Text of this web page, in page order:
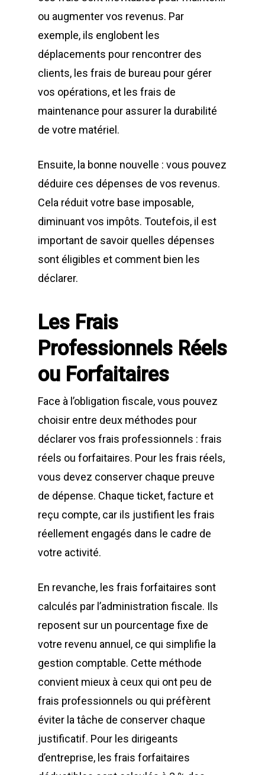
ou augmenter vos revenus. Par
exemple, ils englobent les
déplacements pour rencontrer des
clients, les frais de bureau pour gérer
vos opérations, et les frais de
maintenance pour assurer la durabilité
de votre matériel.
Ensuite, la bonne nouvelle : vous pouvez
déduire ces dépenses de vos revenus.
Cela réduit votre base imposable,
diminuant vos impôts. Toutefois, il est
important de savoir quelles dépenses
sont éligibles et comment bien les
déclarer.
Les Frais
Professionnels Réels
ou Forfaitaires
Face à l’obligation fiscale, vous pouvez
choisir entre deux méthodes pour
déclarer vos frais professionnels : frais
réels ou forfaitaires. Pour les frais réels,
vous devez conserver chaque preuve
de dépense. Chaque ticket, facture et
reçu compte, car ils justifient les frais
réellement engagés dans le cadre de
votre activité.
En revanche, les frais forfaitaires sont
calculés par l’administration fiscale. Ils
reposent sur un pourcentage fixe de
votre revenu annuel, ce qui simplifie la
gestion comptable. Cette méthode
convient mieux à ceux qui ont peu de
frais professionnels ou qui préfèrent
éviter la tâche de conserver chaque
justificatif. Pour les dirigeants
d’entreprise, les frais forfaitaires